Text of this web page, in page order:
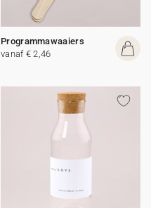
Programmawaaiers
vanaf € 2,46